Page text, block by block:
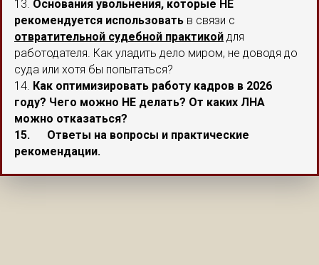
13. Основания увольнения, которые НЕ
рекомендуется использовать в связи с
отвратительной судебной практикой для
работодателя. Как уладить дело миром, не доводя до
суда или хотя бы попытаться?
14. Как оптимизировать работу кадров в 2026
году? Чего можно НЕ делать? От каких ЛНА
можно отказаться?
15. Ответы на вопросы и практические
рекомендации.